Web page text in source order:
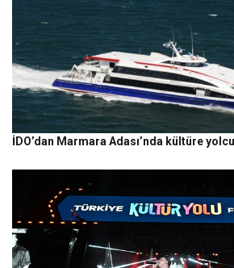
İDO’dan Marmara Adası’nda kültüre